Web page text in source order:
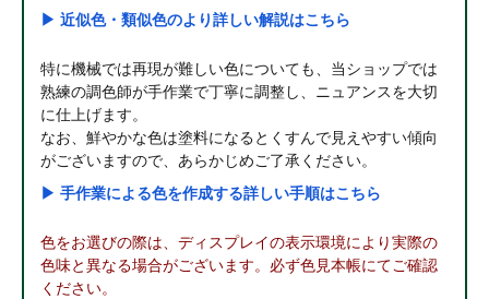
▶ 近似色・類似色のより詳しい解説はこちら
特に機械では再現が難しい色についても、当ショップでは
熟練の調色師が手作業で丁寧に調整し、ニュアンスを大切
に仕上げます。
なお、鮮やかな色は塗料になるとくすんで見えやすい傾向
がございますので、あらかじめご了承ください。
▶ 手作業による色を作成する詳しい手順はこちら
色をお選びの際は、ディスプレイの表示環境により実際の
色味と異なる場合がございます。必ず色見本帳にてご確認
ください。